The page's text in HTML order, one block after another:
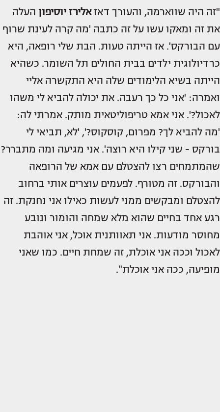
"זה היה שווארמה, והעורך דאזאלירז יוסיפון העלה
את זה ומאקו עשו על זה כתבה 'מה קרה לעינת שרוף
עם הבורקס'. אז הייתה טעות. הבת שלי רופאה, היא
כרדיולוגית ילדים בבית החולים תל השומר. כשהיא
הייתה בשיא הלימודים שלה היא התקשרה אליי
ואמרה: 'אני כל כך רעבה. את יכולה להביא לי משהו
לאכול?'. אני אמא טריפוליטאית מותק. אמרתי לה:
'מה להביא לך? מפרום, קוסקוס?', 'לא, תביאי לי
בורקס - שני קילו היא רוצה'. אני מגיעה ומה מתברר?
שהמתמחים רצו להצטלם עם אמא של הרופאה
והבורקס. זה מטורף. לפעמים עוצרים אותי ברחוב
להצטלם ומבקשים ממני לעשות כאילו אני נחנקת. זה
רגע אחד בחיים שהוא מלא שמחה והומור ונובע
מחוסר מודעות. אני תאוותנית אוכל, אני אוהבת
לאכול וככה אני אוכלת, זה שמחת חיים. כמו שאני
מופיעה, ככה אני אוכלת".